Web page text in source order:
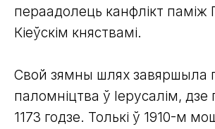
пераадолець канфлікт паміж
Кіеўскім княствамі.
Свой зямны шлях завяршыла
паломніцтва ў Іерусалім,
1173 годзе. Толькі ў 1910-м